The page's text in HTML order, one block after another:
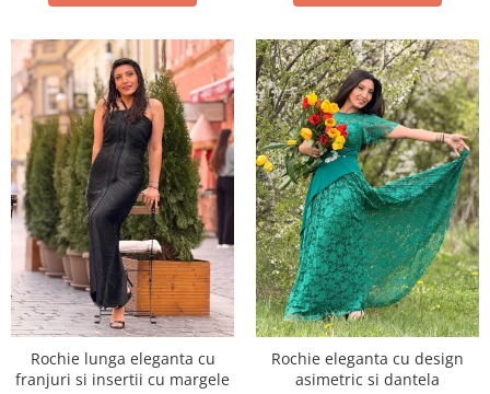
Rochie lunga eleganta cu
franjuri si insertii cu margele
Rochie eleganta cu design
asimetric si dantela